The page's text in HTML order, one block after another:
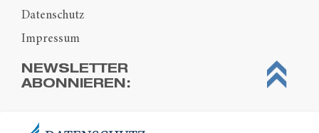
Datenschutz
Impressum
NEWSLETTER
ABONNIEREN: